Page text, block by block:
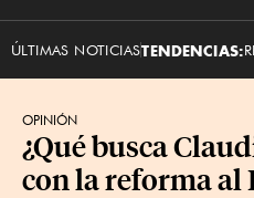
ÚLTIMAS NOTICIASTENDENCIAS:
OPINIÓN
¿Qué busca
con la reforma al